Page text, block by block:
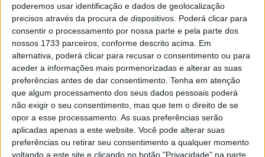
poderemos usar identificação e dados de geolocalização
precisos através da procura de dispositivos. Poderá clicar para
consentir o processamento por nossa parte e pela parte dos
nossos 1733 parceiros, conforme descrito acima. Em
alternativa, poderá clicar para recusar o consentimento ou para
aceder a informações mais pormenorizadas e alterar as suas
preferências antes de dar consentimento. Tenha em atenção
que algum processamento dos seus dados pessoais poderá
não exigir o seu consentimento, mas que tem o direito de se
opor a esse processamento. As suas preferências serão
aplicadas apenas a este website. Você pode alterar suas
preferências ou retirar seu consentimento a qualquer momento
voltando a este site e clicando no botão "Privacidade" na parte
Esta e outras notícias para ouvir na Estação Diária – 96.8
FM ou em www.968.fm
Pub
TAGS São Pedro do Sul